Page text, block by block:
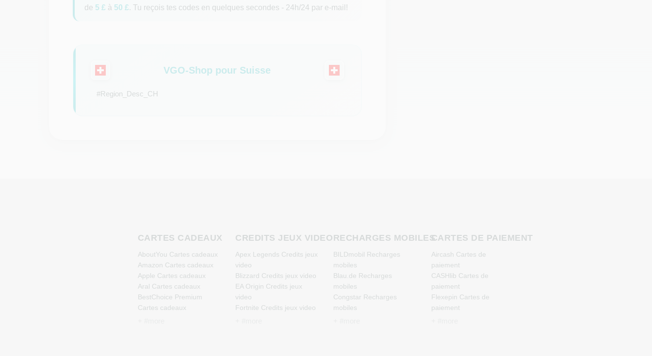
de 5 £ à 50 £. Tu reçois tes codes en quelques secondes - 24h/24 par e-mail!
VGO-Shop pour Suisse
#Region_Desc_CH
CARTES CADEAUX
AboutYou Cartes cadeaux
Amazon Cartes cadeaux
Apple Cartes cadeaux
Aral Cartes cadeaux
BestChoice Premium
Cartes cadeaux
CREDITS JEUX VIDEO
Apex Legends Credits jeux
video
Blizzard Credits jeux video
EA Origin Credits jeux
video
Fortnite Credits jeux video
RECHARGES MOBILES
BILDmobil Recharges
mobiles
Blau.de Recharges
mobiles
Congstar Recharges
mobiles
CARTES DE PAIEMENT
Aircash Cartes de
paiement
CASHlib Cartes de
paiement
Flexepin Cartes de
paiement